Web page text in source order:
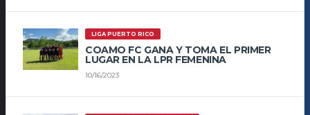
LIGA PUERTO RICO
COAMO FC GANA Y TOMA EL PRIMER
LUGAR EN LA LPR FEMENINA
10/16/2023